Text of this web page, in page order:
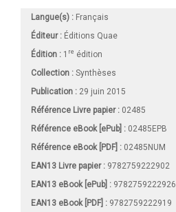
Langue(s) : Français
Éditeur : Éditions Quae
Édition : 1 re édition
Collection : Synthèses
Publication : 29 juin 2015
Référence Livre papier : 02485
Référence eBook [ePub] : 02485EPB
Référence eBook [PDF] : 02485NUM
EAN13 Livre papier : 9782759222902
EAN13 eBook [ePub] : 9782759222926
EAN13 eBook [PDF] : 9782759222919